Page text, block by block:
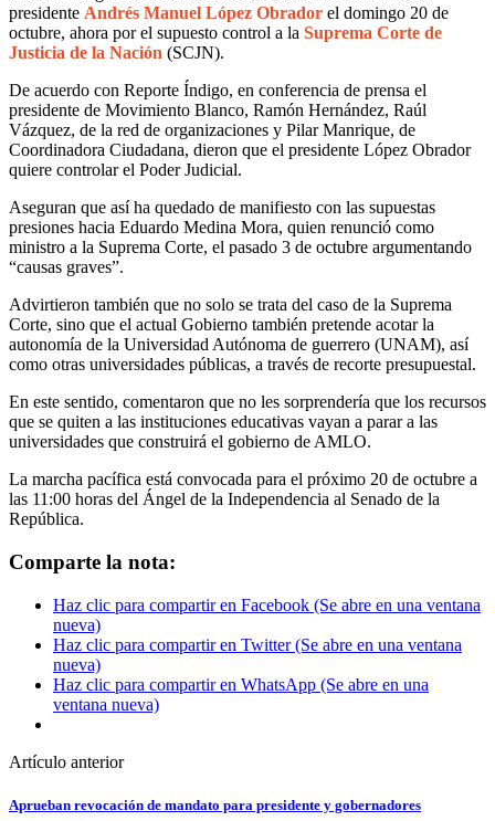
presidente Andrés Manuel López Obrador el domingo 20 de
octubre, ahora por el supuesto control a la Suprema Corte de
Justicia de la Nación (SCJN).
De acuerdo con Reporte Índigo, en conferencia de prensa el
presidente de Movimiento Blanco, Ramón Hernández, Raúl
Vázquez, de la red de organizaciones y Pilar Manrique, de
Coordinadora Ciudadana, dieron que el presidente López Obrador
quiere controlar el Poder Judicial.
Aseguran que así ha quedado de manifiesto con las supuestas
presiones hacia Eduardo Medina Mora, quien renunció como
ministro a la Suprema Corte, el pasado 3 de octubre argumentando
“causas graves”.
Advirtieron también que no solo se trata del caso de la Suprema
Corte, sino que el actual Gobierno también pretende acotar la
autonomía de la Universidad Autónoma de guerrero (UNAM), así
como otras universidades públicas, a través de recorte presupuestal.
En este sentido, comentaron que no les sorprendería que los recursos
que se quiten a las instituciones educativas vayan a parar a las
universidades que construirá el gobierno de AMLO.
La marcha pacífica está convocada para el próximo 20 de octubre a
las 11:00 horas del Ángel de la Independencia al Senado de la
República.
Comparte la nota:
Haz clic para compartir en Facebook (Se abre en una ventana
nueva)
Haz clic para compartir en Twitter (Se abre en una ventana
nueva)
Haz clic para compartir en WhatsApp (Se abre en una
ventana nueva)
Artículo anterior
Aprueban revocación de mandato para presidente y gobernadores